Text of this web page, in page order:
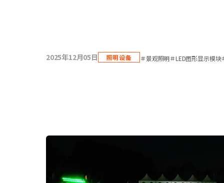
2025年12月05日 照明设备 ＃景观照明＃LED图形显示模块